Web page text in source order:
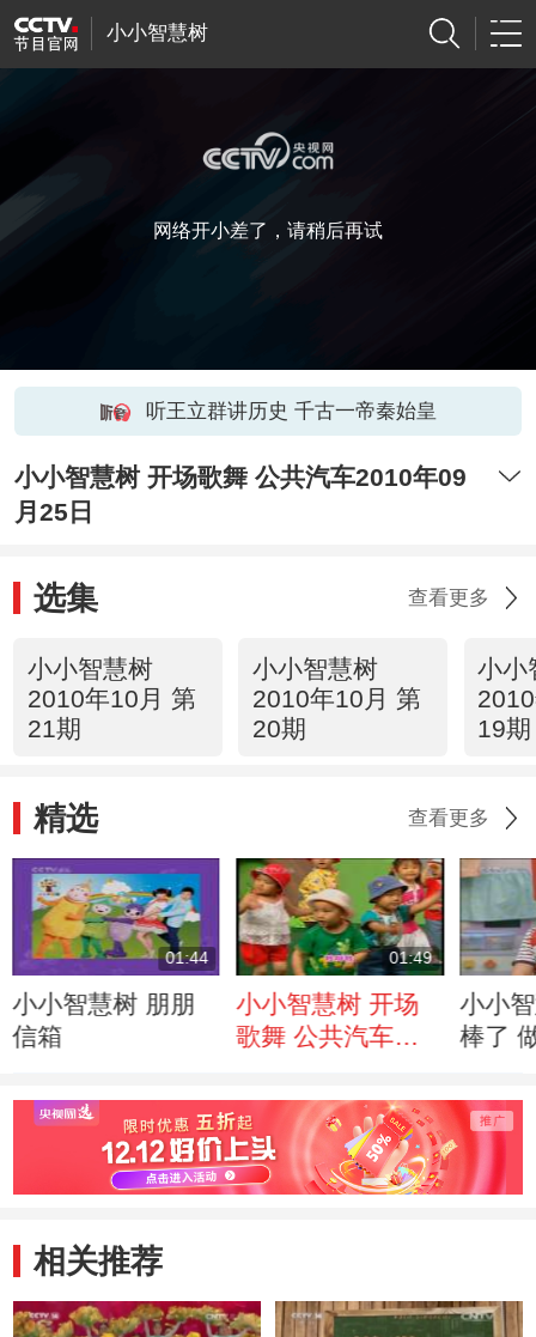
小小智慧树
网络开小差了，请稍后再试
听王立群讲历史 千古一帝秦始皇
小小智慧树 开场歌舞 公共汽车2010年09
月25日
选集 查看更多
小小智慧树
2010年10月 第
21期
小小智慧树
2010年10月 第
20期
小小
19期
精选 查看更多
01:44
小小智慧树 朋朋
信箱
01:49
小小智慧树 开场
歌舞 公共汽车
小小
棒了
相关推荐